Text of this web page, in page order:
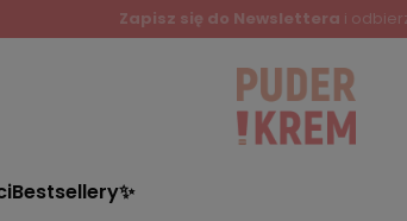
Zapisz się do Newslettera i
Bestsellery✨